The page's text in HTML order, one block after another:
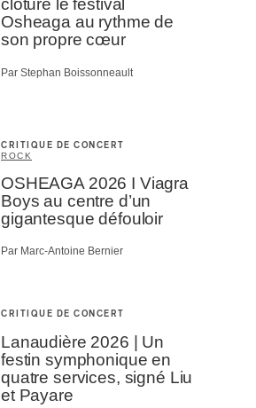
clôture le festival
Osheaga au rythme de
son propre cœur
Par Stephan Boissonneault
CRITIQUE DE CONCERT
ROCK
OSHEAGA 2026 I Viagra
Boys au centre d’un
gigantesque défouloir
Par Marc-Antoine Bernier
CRITIQUE DE CONCERT
Lanaudière 2026 | Un
festin symphonique en
quatre services, signé Liu
et Payare